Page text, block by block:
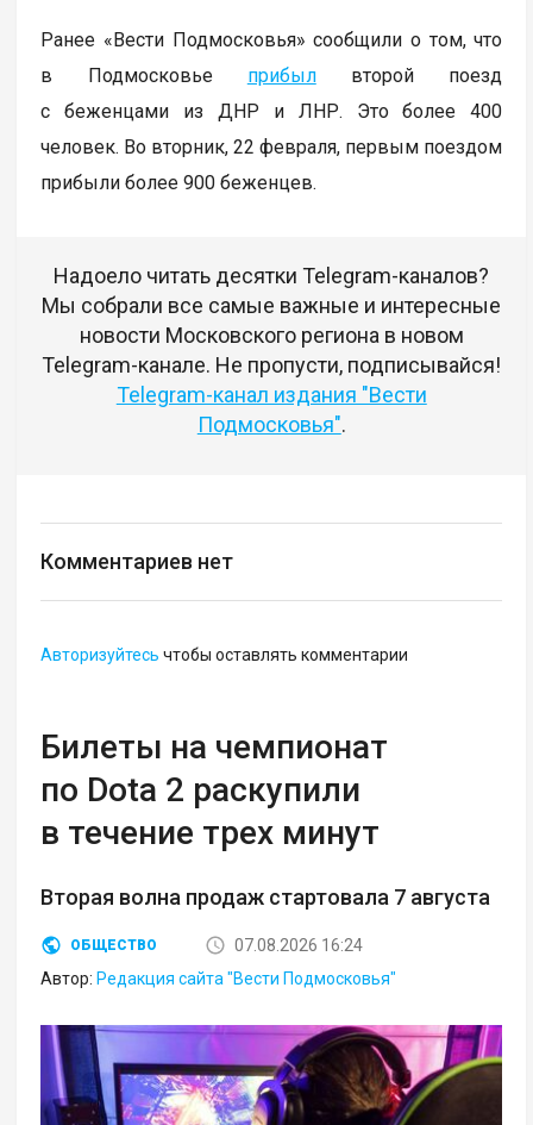
Ранее «Вести Подмосковья» сообщили о том, что
в Подмосковье прибылвторой поезд
с беженцами из ДНР и ЛНР. Это более 400
человек. Во вторник, 22 февраля, первым поездом
прибыли более 900 беженцев.
Надоело читать десятки Telegram-каналов?
Мы собрали все самые важные и интересные
новости Московского региона в новом
Telegram-канале. Не пропусти, подписывайся!
Telegram-канал издания "Вести
Подмосковья".
Комментариев нет
Авторизуйтесь чтобы оставлять комментарии
Билеты на чемпионат
по Dota 2 раскупили
в течение трех минут
Вторая волна продаж стартовала 7 августа
ОБЩЕСТВО
07.08.2026 16:24
Автор: Редакция сайта "Вести Подмосковья"